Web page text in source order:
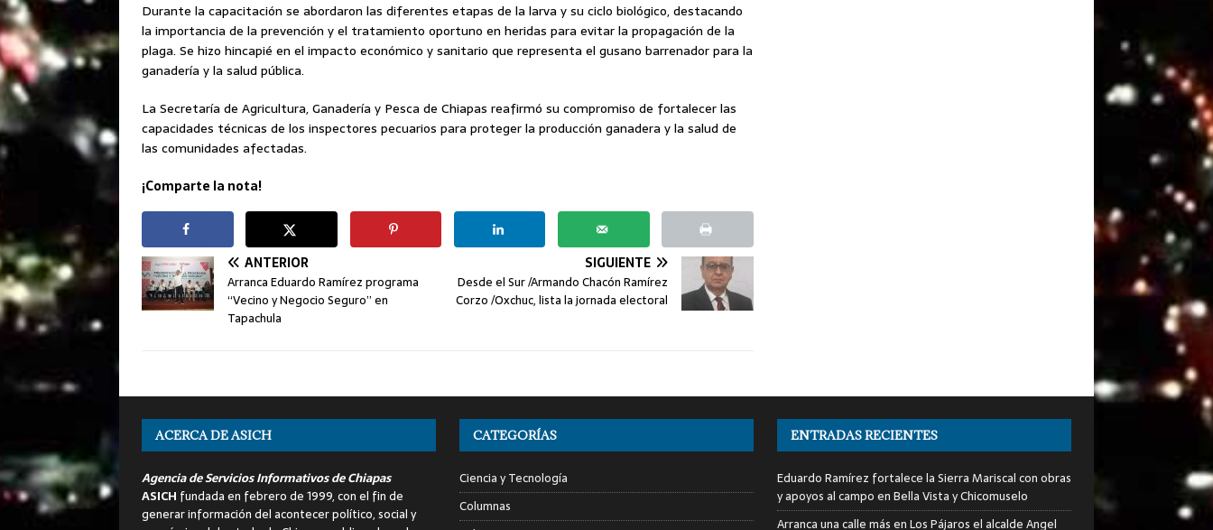
Durante la capacitación se abordaron las diferentes etapas de la larva y su ciclo biológico, destacando
la importancia de la prevención y el tratamiento oportuno en heridas para evitar la propagación de la
plaga. Se hizo hincapié en el impacto económico y sanitario que representa el gusano barrenador para la
ganadería y la salud pública.
La Secretaría de Agricultura, Ganadería y Pesca de Chiapas reafirmó su compromiso de fortalecer las
capacidades técnicas de los inspectores pecuarios para proteger la producción ganadera y la salud de
las comunidades afectadas.
¡Comparte la nota!
ANTERIOR
Arranca Eduardo Ramírez programa
“Vecino y Negocio Seguro” en
Tapachula
SIGUIENTE
Desde el Sur /Armando Chacón Ramírez
Corzo /Oxchuc, lista la jornada electoral
ACERCA DE ASICH
Agencia de Servicios Informativos de Chiapas
ASICH fundada en febrero de 1999, con el fin de
generar información del acontecer político, social y
CATEGORÍAS
Ciencia y Tecnología
Columnas
ENTRADAS RECIENTES
Eduardo Ramírez fortalece la Sierra Mariscal con obras
y apoyos al campo en Bella Vista y Chicomuselo
Arranca una calle más en Los Pájaros el alcalde Angel